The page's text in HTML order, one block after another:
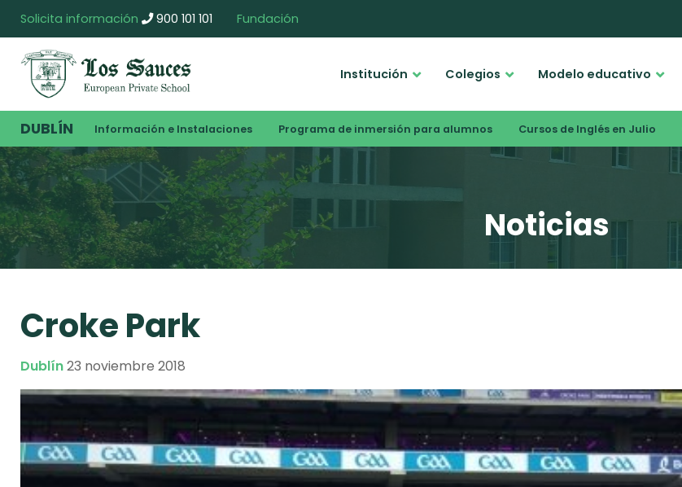
Solicita información 900 101 101 Fundación
Institución Colegios Modelo educativo
DUBLÍN Información e Instalaciones Programa de inmersión para alumnos Cursos de Inglés en Julio
Noticias
Croke Park
Dublín23 noviembre 2018